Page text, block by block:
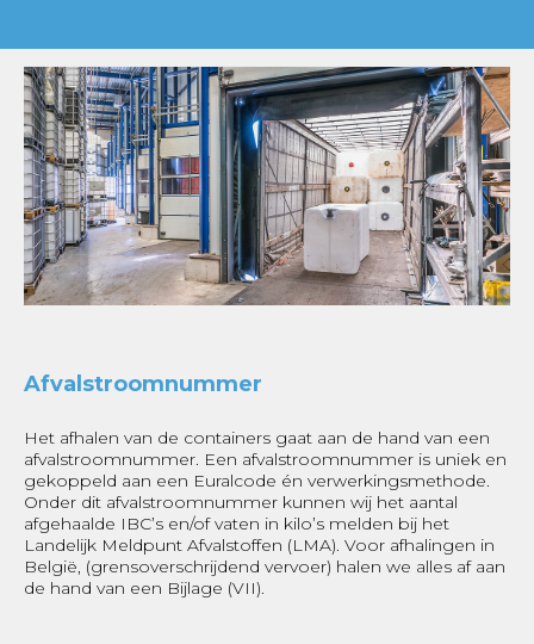
Afvalstroomnummer
Het afhalen van de containers gaat aan de hand van een
afvalstroomnummer. Een afvalstroomnummer is uniek en
gekoppeld aan een Euralcode én verwerkingsmethode.
Onder dit afvalstroomnummer kunnen wij het aantal
afgehaalde IBC’s en/of vaten in kilo’s melden bij het
Landelijk Meldpunt Afvalstoffen (LMA). Voor afhalingen in
België, (grensoverschrijdend vervoer) halen we alles af aan
de hand van een Bijlage (VII).